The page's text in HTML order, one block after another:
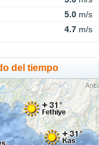
5.0 m/s
4.7 m/s
del tiempo